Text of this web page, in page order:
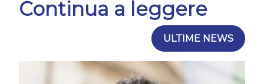
Continua a leggere
ULTIME NEWS